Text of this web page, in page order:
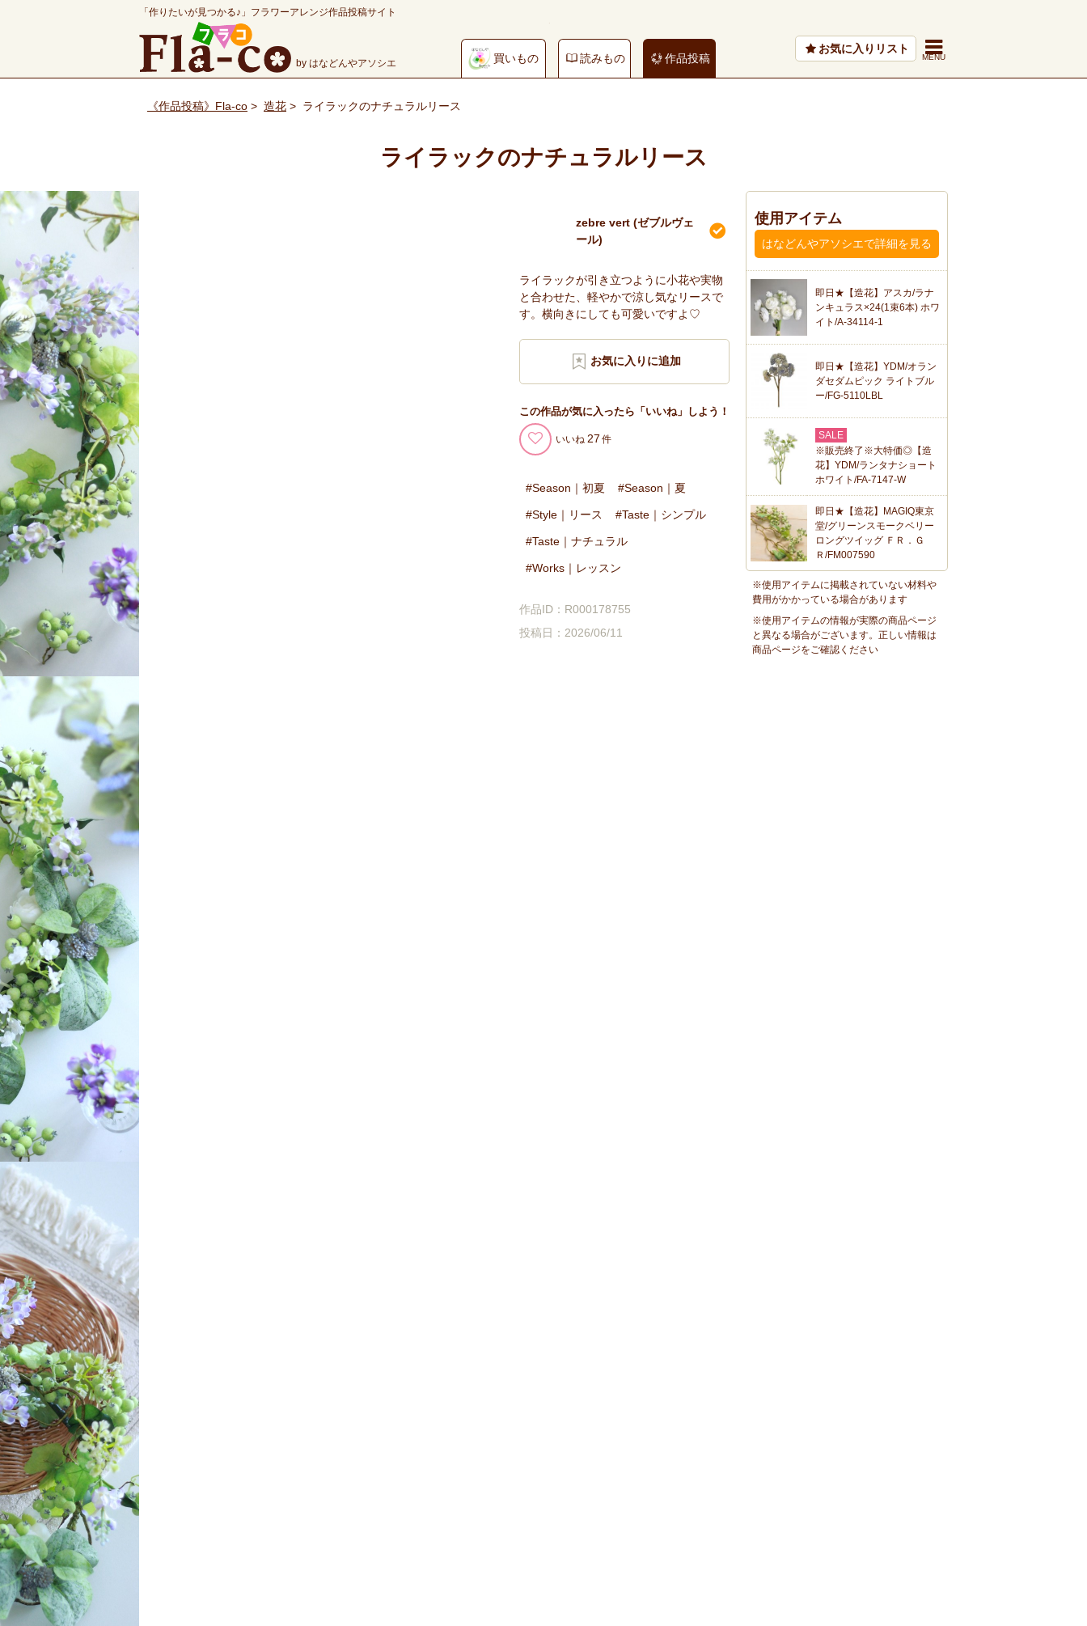
「作りたいが見つかる♪」フラワーアレンジ作品投稿サイト
by はなどんやアソシエ 買いもの 読みもの 作品投稿
お気に入りリスト
《作品投稿》Fla-co > 造花 > ライラックのナチュラルリース
ライラックのナチュラルリース
zebre vert (ゼブルヴェ
ール)
ライラックが引き立つように小花や実物
と合わせた、軽やかで涼し気なリースで
す。横向きにしても可愛いですよ♡
この作品が気に入ったら「いいね」しよう！
いいね 27
Season｜初夏 Season｜夏
Style｜リース Taste｜シンプル
Taste｜ナチュラル
Works｜レッスン
作品ID：R000178755
投稿日：2026/06/11
使用アイテム
はなどんやアソシエで詳細を見る
即日★【造花】アスカ/ラナ
ンキュラス×24(1束6本) ホワ
イト/A-34114-1
即日★【造花】YDM/オラン
ダセダムピック ライトブル
ー/FG-5110LBL
SALE
※販売終了※大特価◎【造
花】YDM/ランタナショート
ホワイト/FA-7147-W
即日★【造花】MAGIQ東京
堂/グリーンスモークベリー
ロングツイッグ ＦＲ．Ｇ
Ｒ/FM007590
※使用アイテムに掲載されていない材料や
費用がかかっている場合があります
※使用アイテムの情報が実際の商品ページ
と異なる場合がございます。正しい情報は
商品ページをご確認ください